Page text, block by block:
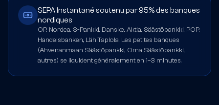
SEPA Instantané soutenu par 95% des banques
nordiques
OP, Nordea, S-Pankki, Danske, Aktia, Säästöpankki, POP,
Handelsbanken, LähiTapiola. Les petites banques
(Ahvenanmaan Säästöpankki, Oma Säästöpankki,
autres) se liquident généralement en 1–3 minutes.